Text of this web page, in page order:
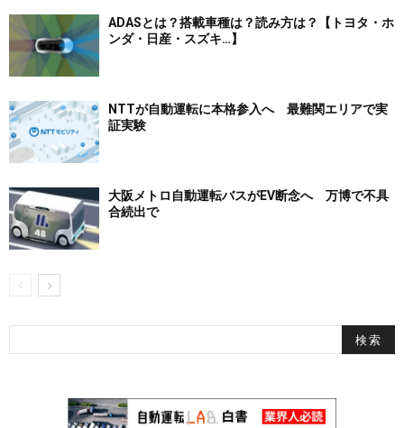
ADASとは？搭載車種は？読み方は？【トヨタ・ホ
ンダ・日産・スズキ…】
NTTが自動運転に本格参入へ 最難関エリアで実
証実験
大阪メトロ自動運転バスがEV断念へ 万博で不具
合続出で